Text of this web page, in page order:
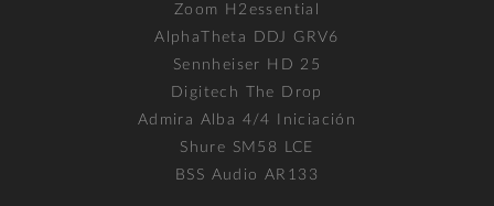
Zoom H2essential
AlphaTheta DDJ GRV6
Sennheiser HD 25
Digitech The Drop
Admira Alba 4/4 Iniciación
Shure SM58 LCE
BSS Audio AR133